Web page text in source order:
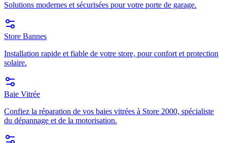
Solutions modernes et sécurisées pour votre porte de garage.
Store Bannes
Installation rapide et fiable de votre store, pour confort et protection
solaire.
Baie Vitrée
Confiez la réparation de vos baies vitrées à Store 2000, spécialiste
du dépannage et de la motorisation.